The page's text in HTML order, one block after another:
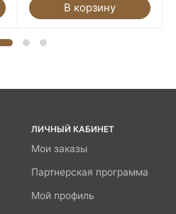
В корзину
ЛИЧНЫЙ КАБИНЕТ
Мои заказы
Партнерская программа
Мой профиль